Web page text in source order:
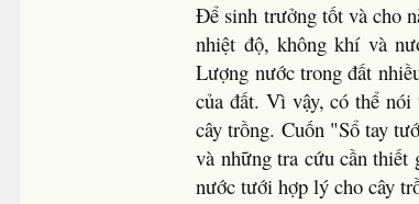
Để sinh trưởng tốt và cho
nhiệt độ, không khí và
Lượng nước trong đất
của đất. Vì vậy, có thể
cây trồng. Cuốn "Sổ tay
và những tra cứu cần
nước tưới hợp lý cho cây